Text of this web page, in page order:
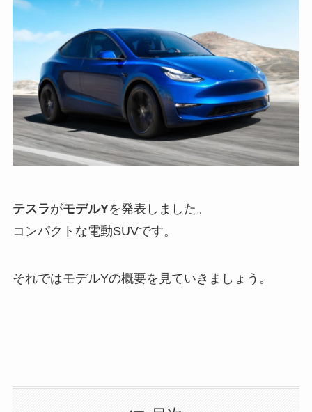
テスラがモデルYを発表しました。
コンパクトな電動SUVです。
それではモデルYの概要を見ていきましょう。